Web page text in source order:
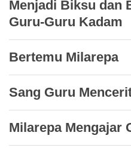
Menjadi Biksu dan
Guru-Guru Kadam
Bertemu Milarepa
Sang Guru
Milarepa Mengajar